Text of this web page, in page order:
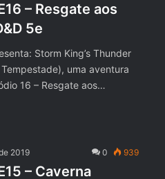
– Resgate aos
5e
Storm King’s Thunder
uma aventura
16 – Resgate aos…
2019 0 939
– Caverna